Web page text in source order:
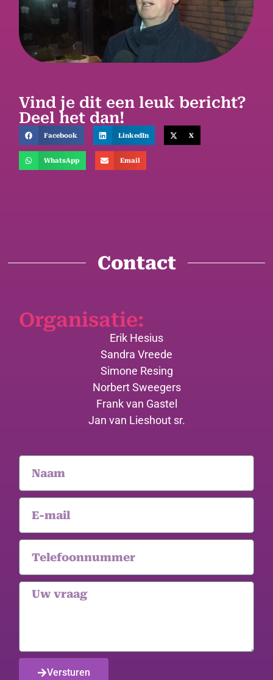
Vind je dit een leuk bericht?
Deel het dan!
Facebook LinkedIn X
WhatsApp Email
Contact
Organisatie:
Erik Hesius
Sandra Vreede
Simone Resing
Norbert Sweegers
Frank van Gastel
Jan van Lieshout sr.
Versturen